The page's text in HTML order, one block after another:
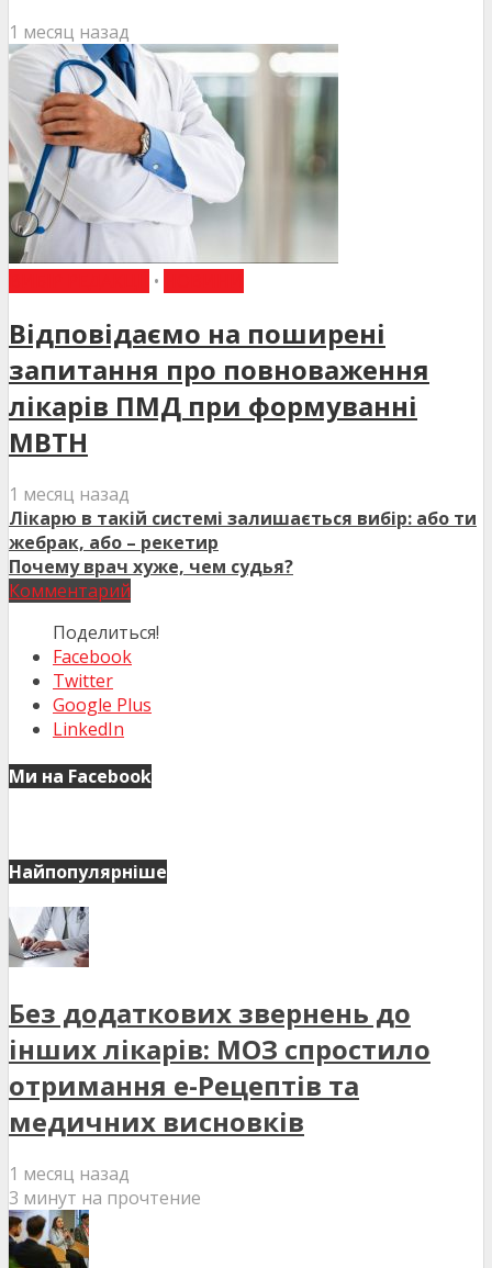
1 месяц назад
•
Відповідаємо на поширені
запитання про повноваження
лікарів ПМД при формуванні
МВТН
1 месяц назад
Лікарю в такій системі залишається вибір: або ти
жебрак, або – рекетир
Почему врач хуже, чем судья?
Комментарий
Поделиться!
Facebook
Twitter
Google Plus
LinkedIn
Ми на Facebook
Найпопулярніше
Без додаткових звернень до
інших лікарів: МОЗ спростило
отримання е-Рецептів та
медичних висновків
1 месяц назад
3 минут на прочтение